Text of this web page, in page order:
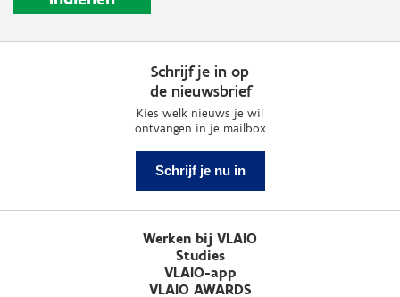
Schrijf je in op
de nieuwsbrief
Kies welk nieuws je wil
ontvangen in je mailbox
Schrijf je nu in
Werken bij VLAIO
Studies
VLAIO-app
VLAIO AWARDS